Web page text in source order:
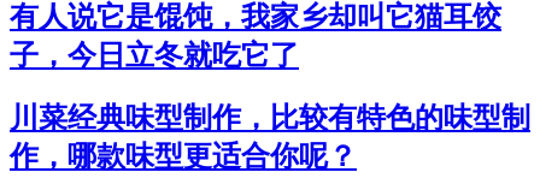
有人说它是馄饨，我家乡却叫它猫耳饺
子，今日立冬就吃它了
川菜经典味型制作，比较有特色的味型制
作，哪款味型更适合你呢？